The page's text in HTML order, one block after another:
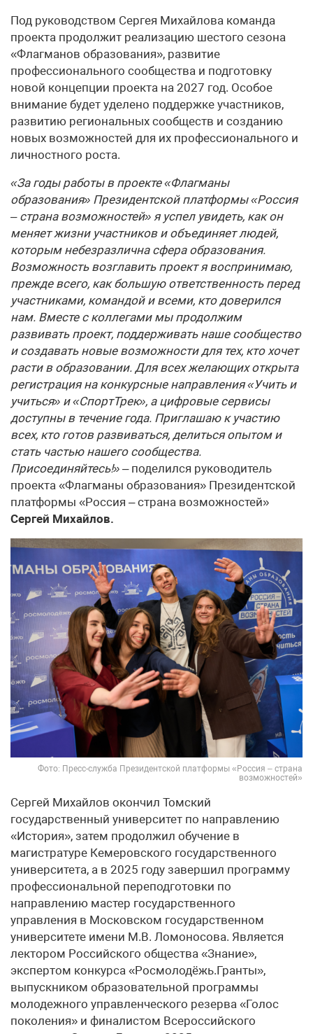
Под руководством Сергея Михайлова команда
проекта продолжит реализацию шестого сезона
«Флагманов образования», развитие
профессионального сообщества и подготовку
новой концепции проекта на 2027 год. Особое
внимание будет уделено поддержке участников,
развитию региональных сообществ и созданию
новых возможностей для их профессионального и
личностного роста.
«За годы работы в проекте «Флагманы
образования» Президентской платформы «Россия
– страна возможностей» я успел увидеть, как он
меняет жизни участников и объединяет людей,
которым небезразлична сфера образования.
Возможность возглавить проект я воспринимаю,
прежде всего, как большую ответственность перед
участниками, командой и всеми, кто доверился
нам. Вместе с коллегами мы продолжим
развивать проект, поддерживать наше сообщество
и создавать новые возможности для тех, кто хочет
расти в образовании. Для всех желающих открыта
регистрация на конкурсные направления «Учить и
учиться» и «СпортТрек», а цифровые сервисы
доступны в течение года. Приглашаю к участию
всех, кто готов развиваться, делиться опытом и
стать частью нашего сообщества.
Присоединяйтесь!» – поделился руководитель
проекта «Флагманы образования» Президентской
платформы «Россия – страна возможностей»
Сергей Михайлов.
Фото: Пресс-служба Президентской платформы «Россия – страна
возможностей»
Сергей Михайлов окончил Томский
государственный университет по направлению
«История», затем продолжил обучение в
магистратуре Кемеровского государственного
университета, а в 2025 году завершил программу
профессиональной переподготовки по
направлению мастер государственного
управления в Московском государственном
университете имени М.В. Ломоносова. Является
лектором Российского общества «Знание»,
экспертом конкурса «Росмолодёжь.Гранты»,
выпускником образовательной программы
молодежного управленческого резерва «Голос
поколения» и финалистом Всероссийского